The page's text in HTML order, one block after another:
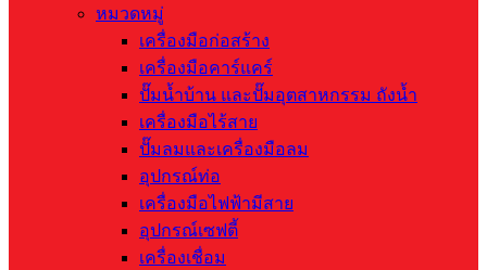
หมวดหมู่
เครื่องมือก่อสร้าง
เครื่องมือคาร์แคร์
ปั๊มน้ำบ้าน และปั๊มอุตสาหกรรม ถังน้ำ
เครื่องมือไร้สาย
ปั๊มลมและเครื่องมือลม
อุปกรณ์ท่อ
เครื่องมือไฟฟ้ามีสาย
อุปกรณ์เซฟตี้
เครื่องเชื่อม